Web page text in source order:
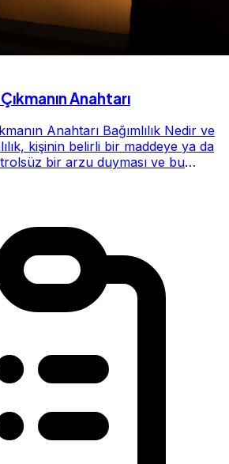
Anahtarı
Anahtarı Bağımlılık Nedir ve
kişinin belirli bir maddeye ya da
bir arzu duyması ve bu